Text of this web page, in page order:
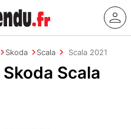
Skoda Scala Scala 2021
Scala